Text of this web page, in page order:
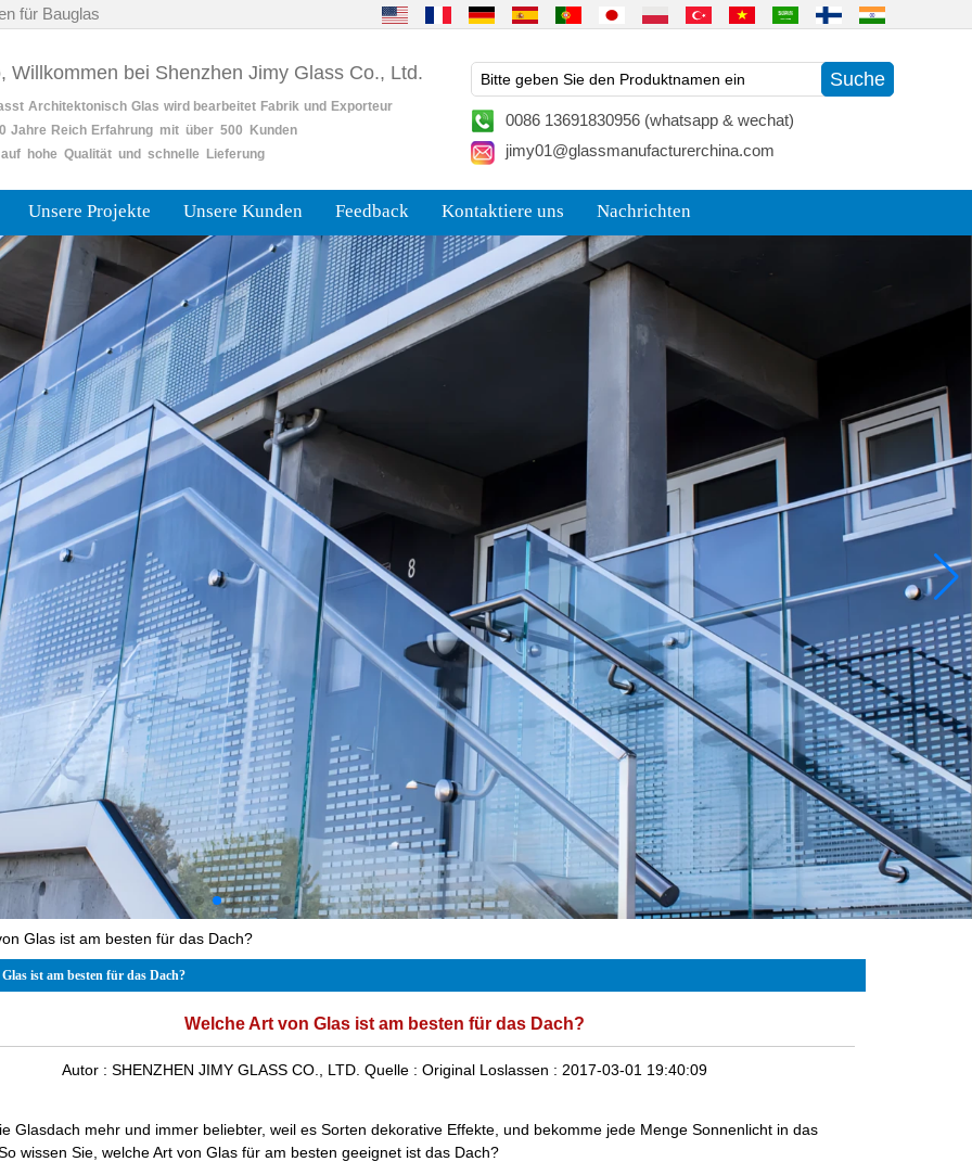
für Bauglas
Willkommen bei Shenzhen Jimy Glass Co., Ltd.
Architektonisch Glas wird bearbeitet Fabrik und Exporteur
Jahre Reich Erfahrung mit über 500 Kunden
hohe Qualität und schnelle Lieferung
0086 13691830956 (whatsapp & wechat)
jimy01@glassmanufacturerchina.com
Unsere Projekte Unsere Kunden Feedback Kontaktiere uns Nachrichten
Glas ist am besten für das Dach?
ist am besten für das Dach?
Welche Art von Glas ist am besten für das Dach?
Autor : SHENZHEN JIMY GLASS CO., LTD. Quelle : Original Loslassen : 2017-03-01 19:40:09
Glasdach mehr und immer beliebter, weil es Sorten dekorative Effekte, und bekomme jede Menge Sonnenlicht in das
wissen Sie, welche Art von Glas für am besten geeignet ist das Dach?